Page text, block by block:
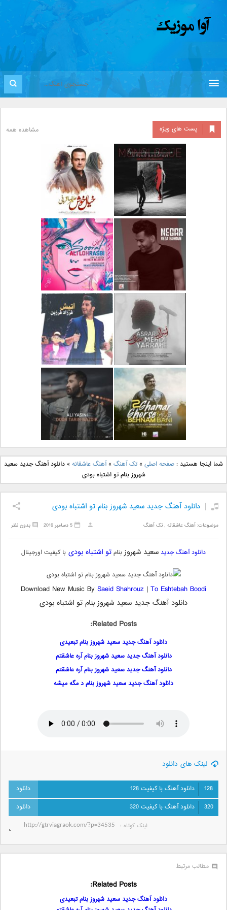
پست های ویژه مشاهده همه
دانلود آلبوم جدید سیروان
خسروی بنام مونولوگ
دانلود آهنگ جدید علیرضا
قربانی بنام خیال خوش
دانلود آهنگ جدید رضا
بهرام بنام نگار
دانلود آهنگ جدید علی
لهراسبی بنام صورت
دانلود آهنگ جدید مهدی
یراحی بنام اسرار
دانلود آهنگ جدید فرزاد
فرزین بنام آتیش
دانلود آهنگ جدید بهنام
بانی بنام قرص قمر 2
دانلود آهنگ جدید علی
یاسینی بنام دورترین نزدیک
شما اینجا هستید :صفحه اصلی »تک آهنگ »آهنگ عاشقانه »دانلود آهنگ جدید سعید
شهروز بنام تو اشتباه بودی
دانلود آهنگ جدید سعید شهروز بنام تو اشتباه بودی
موضوعات:آهنگ عاشقانه ,تک آهنگ بدون نظر 5 دسامبر 2016
دانلود آهنگ جدید سعید شهروزبنامتو اشتباه بودی با کیفیت اورجینال
Download New Music By Saeid Shahrouz | To Eshtebah Boodi
دانلود آهنگ جدید سعید شهروز بنام تو اشتباه بودی
Related Posts:
دانلود آهنگ جدید سعید شهروز بنام تبعیدی
دانلود آهنگ جدید سعید شهروز بنام آره عاشقتم
دانلود آهنگ جدید سعید شهروز بنام آره عاشقتم
دانلود آهنگ جدید سعید شهروز بنام د مگه میشه
لینک های دانلود
128
دانلود آهنگ با کیفیت 128
320
دانلود آهنگ با کیفیت 320
لینک کوتاه‌ :
مطالب مرتبط
Related Posts:
دانلود آهنگ جدید سعید شهروز بنام تبعیدی